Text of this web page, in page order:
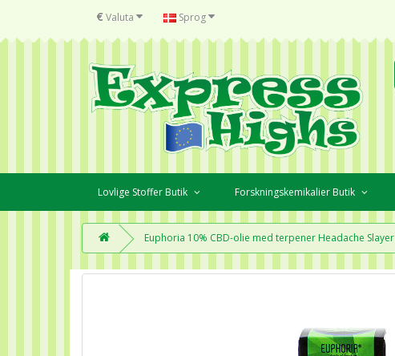
€ Valuta Sprog
Lovlige Stoffer Butik Forskningskemikalier Butik
Euphoria 10% CBD-olie med terpener Headache Slayer